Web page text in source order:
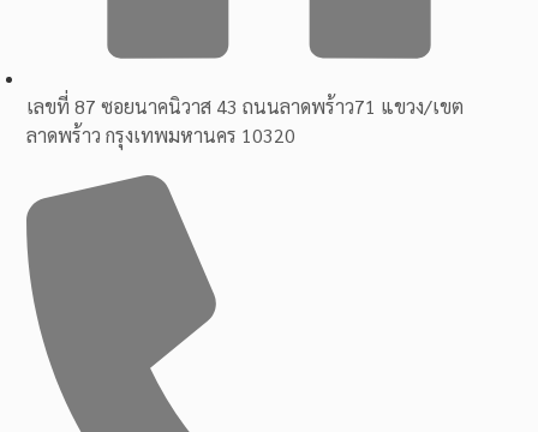
เลขที่ 87 ซอยนาคนิวาส 43 ถนนลาดพร้าว71 แขวง/เขต
ลาดพร้าว กรุงเทพมหานคร 10320